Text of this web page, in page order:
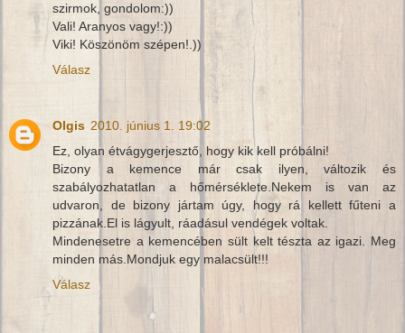
szirmok, gondolom:))
Vali! Aranyos vagy!:))
Viki! Köszönöm szépen!.))
Válasz
Olgis 2010. június 1. 19:02
Ez, olyan étvágygerjesztő, hogy kik kell próbálni!
Bizony a kemence már csak ilyen, változik és
szabályozhatatlan a hőmérséklete.Nekem is van az
udvaron, de bizony jártam úgy, hogy rá kellett fűteni a
pizzának.El is lágyult, ráadásul vendégek voltak.
Mindenesetre a kemencében sült kelt tészta az igazi. Meg
minden más.Mondjuk egy malacsült!!!
Válasz